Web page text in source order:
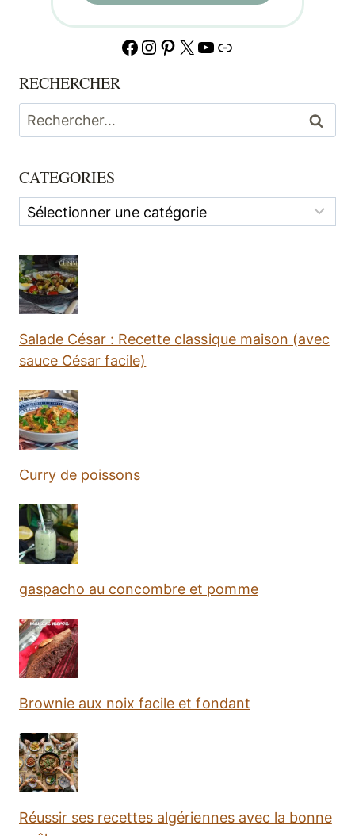
Facebook
Instagram
Pinterest
X YouTube
Lien
RECHERCHER
Rechercher :
CATEGORIES
Categories
Salade César : Recette classique maison (avec
sauce César facile)
Curry de poissons
gaspacho au concombre et pomme
Brownie aux noix facile et fondant
Réussir ses recettes algériennes avec la bonne